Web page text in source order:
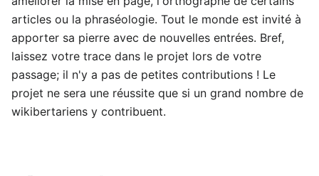
articles ou la phraséologie. Tout le monde est invité à
apporter sa pierre avec de nouvelles entrées. Bref,
laissez votre trace dans le projet lors de votre
passage; il n'y a pas de petites contributions ! Le
projet ne sera une réussite que si un grand nombre de
wikibertariens y contribuent.